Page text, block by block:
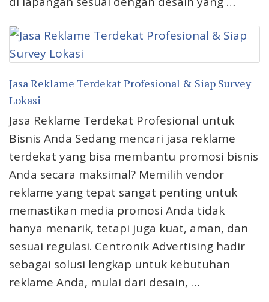
Jasa Reklame Terdekat Profesional & Siap Survey
Lokasi
Jasa Reklame Terdekat Profesional untuk
Bisnis Anda Sedang mencari jasa reklame
terdekat yang bisa membantu promosi bisnis
Anda secara maksimal? Memilih vendor
reklame yang tepat sangat penting untuk
memastikan media promosi Anda tidak
hanya menarik, tetapi juga kuat, aman, dan
sesuai regulasi. Centronik Advertising hadir
sebagai solusi lengkap untuk kebutuhan
reklame Anda, mulai dari desain, …